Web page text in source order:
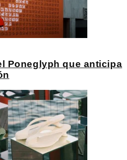
Poneglyph que anticipa